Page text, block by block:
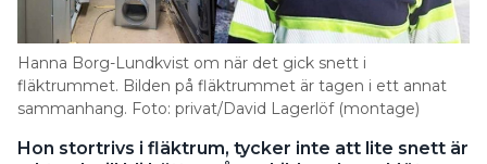
Hanna Borg-Lundkvist om när det gick snett i
fläktrummet. Bilden på fläktrummet är tagen i ett annat
sammanhang. Foto: privat/David Lagerlöf (montage)
Hon stortrivs i fläktrum, tycker inte att lite snett är